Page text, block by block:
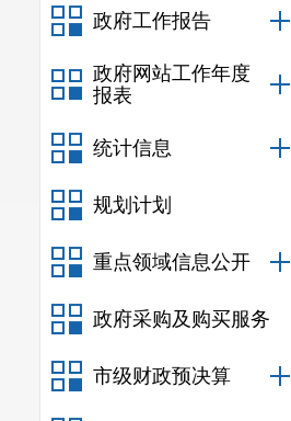
政府工作报告
政府网站工作年度
报表
统计信息
规划计划
重点领域信息公开
政府采购及购买服务
市级财政预决算